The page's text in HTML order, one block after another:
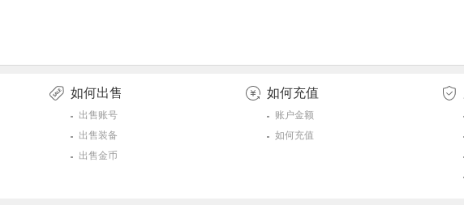
如何出售
出售账号
出售装备
出售金币
如何充值
账户金额
如何充值